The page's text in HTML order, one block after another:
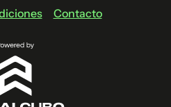
Contacto